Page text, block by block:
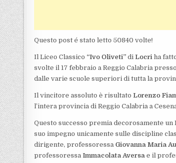
Questo post é stato letto 50840 volte!
Il Liceo Classico “Ivo Oliveti” diLocri ha
svolte il 17 febbraio a Reggio Calabria
dalle varie scuole superiori di tutta la
Il vincitore assoluto è risultatoLorenzo
l’intera provincia di Reggio Calabria a
Questo successo premia decorosamente
suo impegno unicamente sulle discipline
dirigente, professoressa Giovanna Maria
professoressaImmacolata Aversa e il